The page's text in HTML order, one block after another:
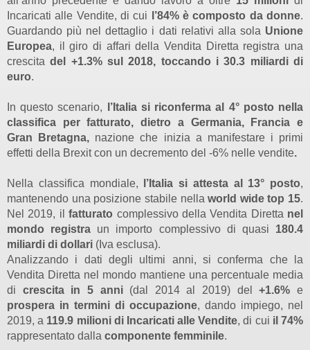
Incaricati alle Vendite, di cui
l’84% è composto da donne.
Guardando più nel dettaglio i dati relativi alla sola Unione
Europea, il giro di affari della Vendita Diretta registra una
crescitadel +1.3% sul 2018, toccando i 30.3 miliardi di
euro.
In questo scenario,
l’Italia si riconferma al 4° posto nella
classifica per fatturato, dietro a Germania, Francia e
Gran Bretagna, nazione che inizia a manifestare i primi
effetti della Brexit con un decremento del -6% nelle vendite.
Nella classifica mondiale, l’Italia si attesta al 13° posto,
mantenendo una posizione stabile nellaworld wide top 15.
Nel 2019, ilfatturato complessivo della Vendita Diretta nel
mondo
registra un importo complessivo di quasi 180.4
miliardi di dollari (Iva esclusa).
Analizzando i dati degli ultimi anni, si conferma che la
Vendita Diretta nel mondo mantiene una percentuale media
di crescita in 5 anni(dal 2014 al 2019) del+1.6% e
prospera in termini di occupazione, dando impiego, nel
2019, a 119.9 milioni di Incaricati alle Vendite, di cui il 74%
rappresentato dalla componente femminile.